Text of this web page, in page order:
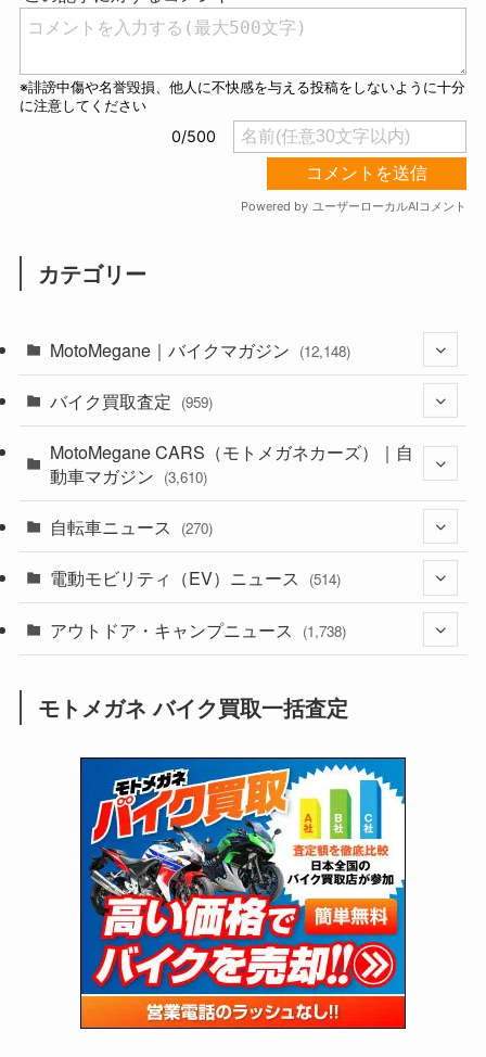
カテゴリー
MotoMegane｜バイクマガジン (12,148)
(44)
(1,244)
(640)
(118)
(60)
(31)
(51)
(34)
(5)
(12)
(65)
(109)
(252)
(38)
(24)
(16)
(25)
(24)
(47)
(15)
(5)
(249)
(64)
(16)
(62)
(4)
(6)
(17)
(5)
(306)
(6,964)
(2,474)
(249)
(1,226)
(12)
(131)
(38)
(131)
(167)
(85)
(21)
(61)
(171)
(98)
(13)
(60)
(274)
(171)
(38)
(47)
(59)
(66)
(16)
(141)
(255)
(204)
(1,144)
(166)
(23)
(33)
(34)
(35)
(41)
(415)
(16)
バイク買取査定 (959)
(352)
(1)
MotoMegane CARS（モトメガネカーズ）｜自
動車マガジン (3,610)
(188)
(137)
(75)
(2,744)
(126)
(170)
自転車ニュース (270)
(54)
(211)
電動モビリティ（EV）ニュース (514)
(132)
(171)
(118)
(27)
アウトドア・キャンプニュース (1,738)
(8)
(1,605)
(147)
(13)
(19)
(12)
(16)
モトメガネ バイク買取一括査定